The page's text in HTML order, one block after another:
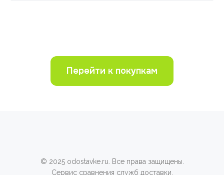
Перейти к покупкам
© 2025 odostavke.ru. Все права защищены.
Сервис сравнения служб доставки.